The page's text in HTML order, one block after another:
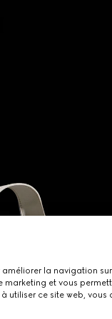
la navigation sur
marketing et vous
utiliser ce site web, vous